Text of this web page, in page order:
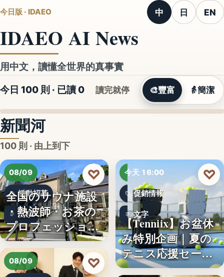
今日版 · IDAEO 中 日 EN
IDAEO AI News
用中文，讀懂全世界的真事實
今日 100 則 · 已讀 0 讀完就停 🎨豐富 👵簡潔
新聞河
100 則 · 由上到下
08/09
活動招募
文字
全国のサウナ施設
・熱波師・お茶の
プロフェッショナ
ル募集！…
♡
08/09 ♡
今天 16:00
促銷情報
文字
【Tenniix】お盆休
み特別企画｜夏の
テニス応援セー
ル…
♡